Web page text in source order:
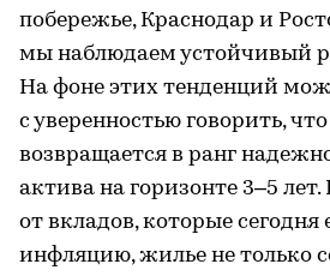
побережье, Краснодар и
мы наблюдаем устойчивый
На фоне этих тенденций
с уверенностью говорить,
возвращается в ранг
актива на горизонте 3–5
от вкладов, которые
инфляцию, жилье не только